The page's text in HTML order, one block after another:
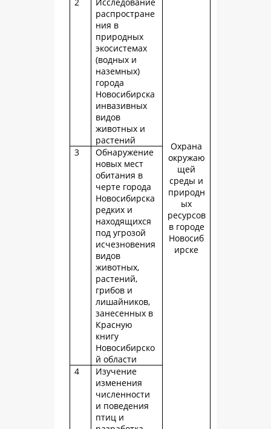
Охрана
окружаю
щей
среды и
природн
ых
ресурсов
в городе
Новосиб
ирске
распростране
ния в
природных
экосистемах
(водных и
наземных)
города
Новосибирска
инвазивных
видов
животных и
растений
3
Обнаружение
новых мест
обитания в
черте города
Новосибирска
редких и
находящихся
под угрозой
исчезновения
видов
животных,
растений,
грибов и
лишайников,
занесенных в
Красную
книгу
Новосибирско
й области
4
Изучение
изменения
численности
и поведения
птиц и